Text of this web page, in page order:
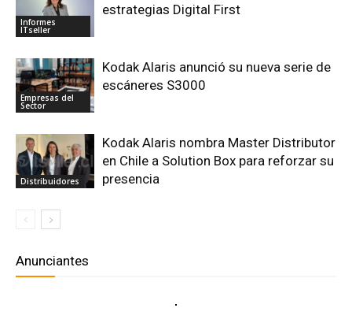
Informes
ITseller
estrategias Digital First
Empresas del
Sector
Kodak Alaris anunció su nueva serie de
escáneres S3000
Distribuidores
Kodak Alaris nombra Master Distributor
en Chile a Solution Box para reforzar su
presencia
Anunciantes